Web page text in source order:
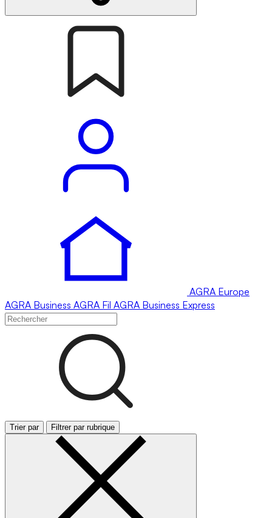
AGRA Europe
AGRA Business AGRA Fil AGRA Business Express
Trier par Filtrer par rubrique